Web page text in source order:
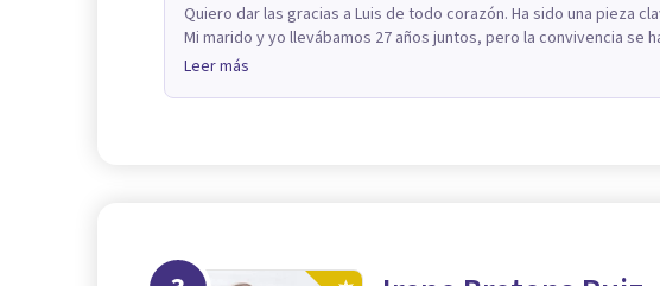
Quiero dar las gracias a Luis de todo corazón. Ha sido una pieza
Mi marido y yo llevábamos 27 años juntos, pero la convivencia se
Leer más